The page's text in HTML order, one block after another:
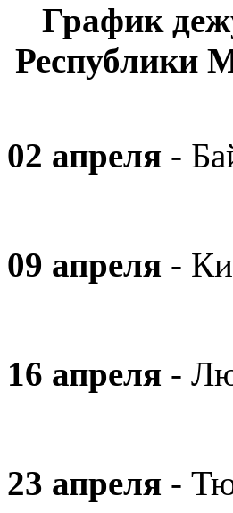
График
Республики
02 апреля -
09 апреля -
16 апреля -
23 апреля -